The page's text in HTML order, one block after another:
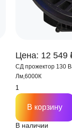
Цена: 12 549
СД прожектор 130
Лм,6000К
В наличии
В корзину